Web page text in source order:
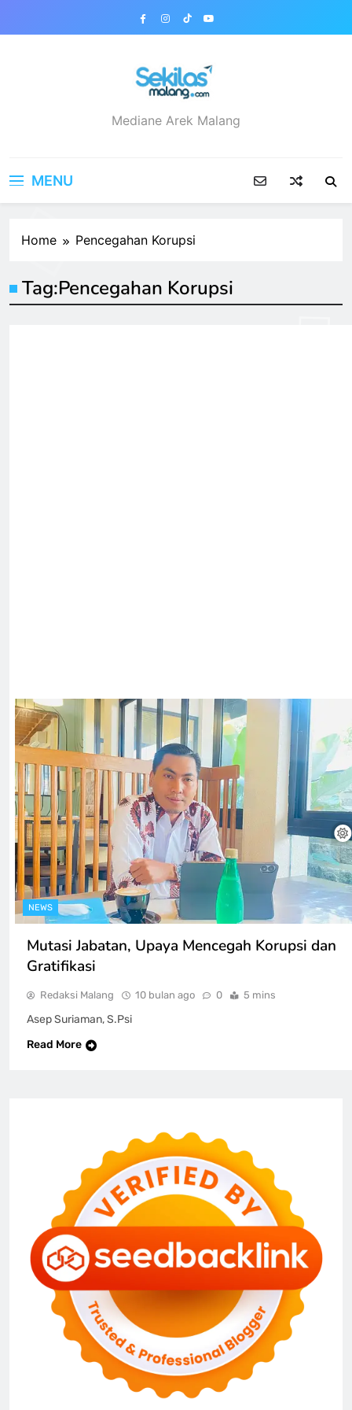
sekilasmalang.com
Mediane Arek Malang
MENU
Home Pencegahan Korupsi
Tag:Pencegahan Korupsi
NEWS
Mutasi Jabatan, Upaya Mencegah Korupsi dan
Gratifikasi
Redaksi Malang 10 bulan ago 0 5 mins
Asep Suriaman, S.Psi
Read More